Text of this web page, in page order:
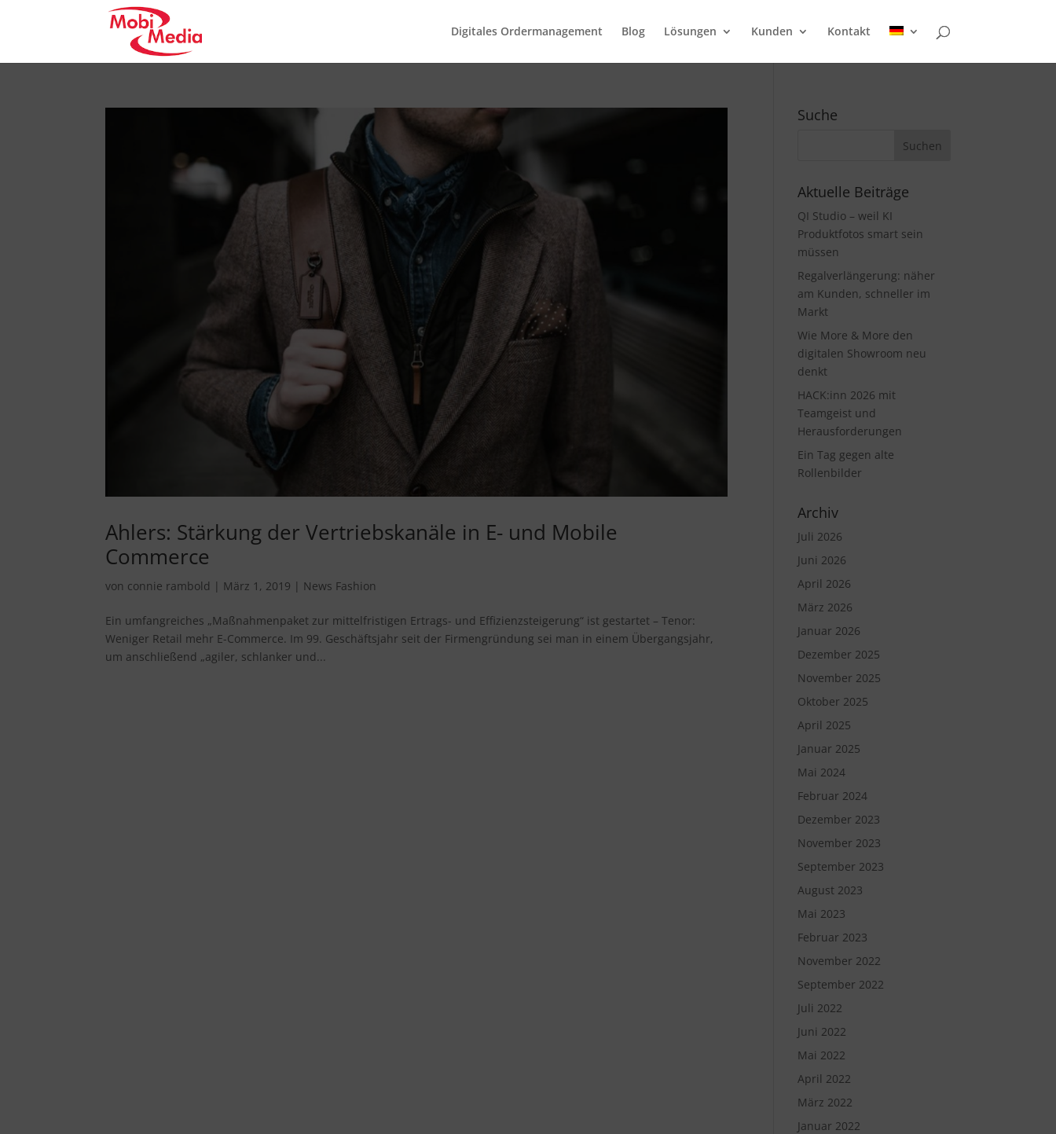
Digitales Ordermanagement Blog Lösungen Kunden Kontakt
Ahlers: Stärkung der Vertriebskanäle in E- und Mobile
Commerce
von connie rambold | März 1, 2019 | News Fashion
Ein umfangreiches „Maßnahmenpaket zur mittelfristigen Ertrags- und Effizienzsteigerung“ ist gestartet – Tenor:
Weniger Retail mehr E-Commerce. Im 99. Geschäftsjahr seit der Firmengründung sei man in einem Übergangsjahr,
um anschließend „agiler, schlanker und...
Suche
Aktuelle Beiträge
QI Studio – weil KI
Produktfotos smart sein
müssen
Regalverlängerung: näher
am Kunden, schneller im
Markt
Wie More & More den
digitalen Showroom neu
denkt
HACK:inn 2026 mit
Teamgeist und
Herausforderungen
Ein Tag gegen alte
Rollenbilder
Archiv
Juli 2026
Juni 2026
April 2026
März 2026
Januar 2026
Dezember 2025
November 2025
Oktober 2025
April 2025
Januar 2025
Mai 2024
Februar 2024
Dezember 2023
November 2023
September 2023
August 2023
Mai 2023
Februar 2023
November 2022
September 2022
Juli 2022
Juni 2022
Mai 2022
April 2022
März 2022
Januar 2022